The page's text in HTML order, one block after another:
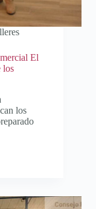
El
los
los